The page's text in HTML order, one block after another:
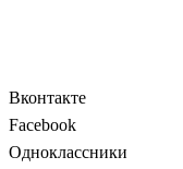
Вконтакте
Facebook
Одноклассники